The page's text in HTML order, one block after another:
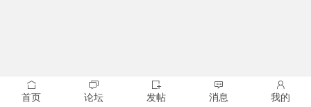
首页 论坛 发帖 消息 我的